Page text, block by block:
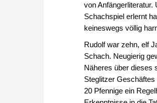
von Anfängerliteratur.
Schachspiel erlernt
keineswegs völlig
Rudolf war zehn, elf
Schach. Neugierig
Näheres über dieses
Steglitzer
20 Pfennige ein